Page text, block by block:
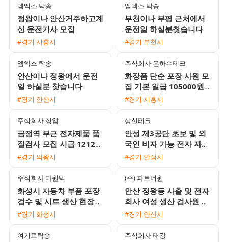
엠엑스 탁송
정왕이나 안산거주하고계
신 운전기사 모집
#경기 시흥시
엠엑스 탁송
부천이나 부평 근처에서
운전일 하실분찾습니다
#경기 부천시
엠엑스 탁송
안산이나 정왕에서 운전
일 하실분 찾습니다
#경기 안산시
주식회사 은하수테크
화장품 단순 포장 사원 모
집 기본 일급 105000원
외국인 지원 가능
#경기 시흥시
주식회사 청암
금정역 부근 전자제품 품
질검사 모집 시급 12120
원 주급 가능 완벽한 좌식
#경기 의왕시
상신테크
안성 제3공단 초보 및 외
국인 비자 가능 전자 자동
차 부품 조립 검수 용접
#경기 안성시
주식회사 다원텍
화성시 자동차 부품 포장
검수 및 시트 생산 현장
사원 채용
#경기 화성시
(주) 파트너원
안산 정왕동 사출 및 전자
회사 여성 생산 검사원 모
집 주급 일당 지급 및 통
#경기 안산시
여기로탁송 주식회사 태강